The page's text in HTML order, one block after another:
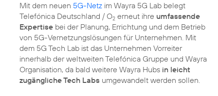
Mit dem neuen 5G-Netz im Wayra 5G Lab belegt
Telefónica Deutschland / O2 erneut ihre umfassende
Expertise bei der Planung, Errichtung und dem Betrieb
von 5G-Vernetzungslösungen für Unternehmen. Mit
dem 5G Tech Lab ist das Unternehmen Vorreiter
innerhalb der weltweiten Telefónica Gruppe und Wayra
Organisation, da bald weitere Wayra Hubs in leicht
zugängliche Tech Labs umgewandelt werden sollen.